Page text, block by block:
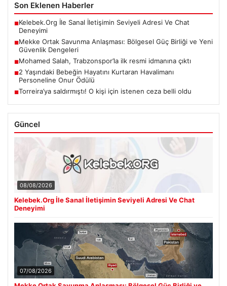
Son Eklenen Haberler
■Kelebek.Org İle Sanal İletişimin Seviyeli Adresi Ve Chat
Deneyimi
■Mekke Ortak Savunma Anlaşması: Bölgesel Güç Birliği ve Yeni
Güvenlik Dengeleri
■Mohamed Salah, Trabzonspor’la ilk resmi idmanına çıktı
■2 Yaşındaki Bebeğin Hayatını Kurtaran Havalimanı
Personeline Onur Ödülü
■Torreira’ya saldırmıştı! O kişi için istenen ceza belli oldu
Güncel
08/08/2026
Kelebek.Org İle Sanal İletişimin Seviyeli Adresi Ve Chat
Deneyimi
07/08/2026